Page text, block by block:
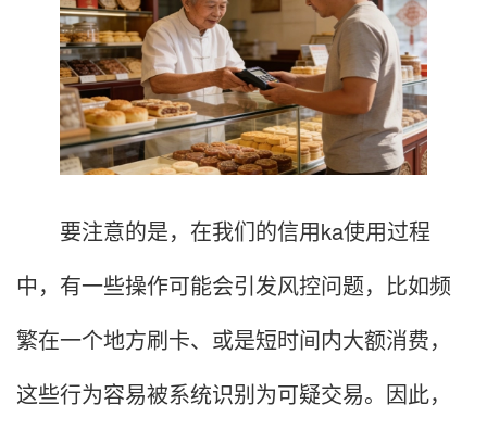
要注意的是，在我们的信用ka使用过程
中，有一些操作可能会引发风控问题，比如频
繁在一个地方刷卡、或是短时间内大额消费，
这些行为容易被系统识别为可疑交易。因此，